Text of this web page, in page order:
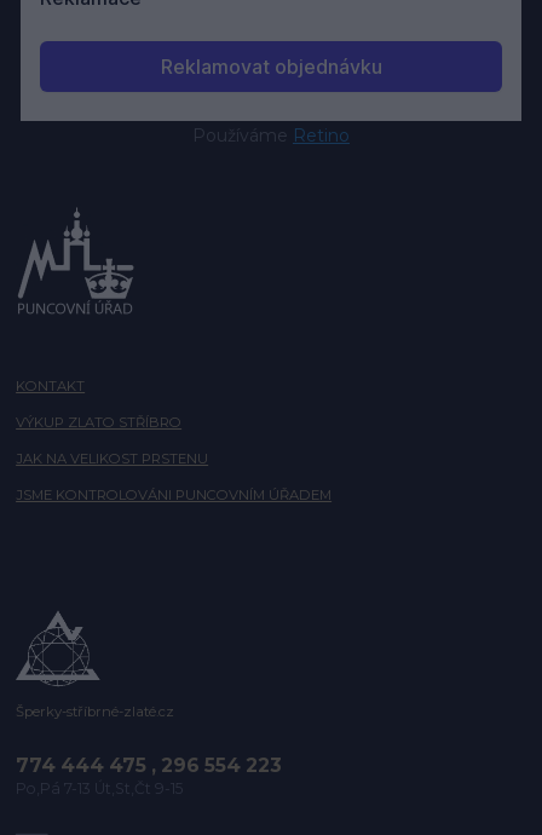
Používáme Retino
KONTAKT
VÝKUP ZLATO STŘÍBRO
JAK NA VELIKOST PRSTENU
JSME KONTROLOVÁNI PUNCOVNÍM ÚŘADEM
Šperky-stříbrné-zlaté.cz
774 444 475 , 296 554 223
Po,Pá 7-13 Út,St,Čt 9-15